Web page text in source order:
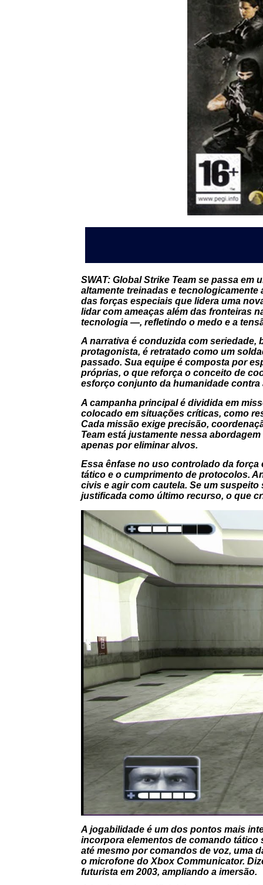
SWAT: Global Strike Teamse passa em
altamente treinadas e
das forças especiais que lidera uma
lidar com ameaças além das fronteiras
tecnologia —, refletindo o medo e a
A narrativa é conduzida com
protagonista, é retratado como um
passado. Sua equipe é composta por
próprias, o que reforça o conceito de
esforço conjunto da humanidade contra
A campanha principal é dividida em
colocado em situações críticas, como
Cada missão exige precisão,
Teamestá justamente nessa
apenas por eliminar alvos.
Essa ênfase no uso controlado da
tático e o cumprimento de protocolos.
civis e agir com cautela. Se um
justificada como último recurso, o que
A jogabilidade é um dos pontos mais
incorpora elementos de comando
até mesmo por comandos de voz, uma
o microfone do Xbox Communicator.
futurista em 2003, ampliando a imersão.